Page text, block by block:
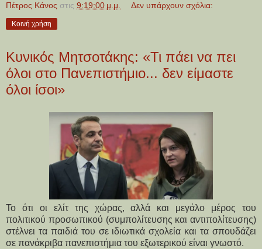
Πέτρος Κάνος στις 9:19:00 μ.μ. Δεν υπάρχουν σχόλια:
Κοινή χρήση
Κυνικός Μητσοτάκης: «Τι πάει να πει
όλοι στο Πανεπιστήμιο... δεν είμαστε
όλοι ίσοι»
Το ότι οι ελίτ της χώρας, αλλά και μεγάλο μέρος του
πολιτικού προσωπικού (συμπολίτευσης και αντιπολίτευσης)
στέλνει τα παιδιά του σε ιδιωτικά σχολεία και τα σπουδάζει
σε πανάκριβα πανεπιστήμια του εξωτερικού είναι γνωστό.